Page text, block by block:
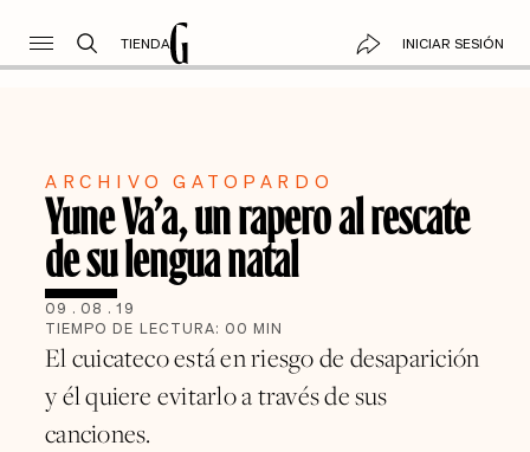
TIENDA INICIAR SESIÓN
ARCHIVO GATOPARDO
Yune Va’a, un rapero al rescate
de su lengua natal
09 . 08 . 19
TIEMPO DE LECTURA: 00 MIN
El cuicateco está en riesgo de desaparición
y él quiere evitarlo a través de sus
canciones.